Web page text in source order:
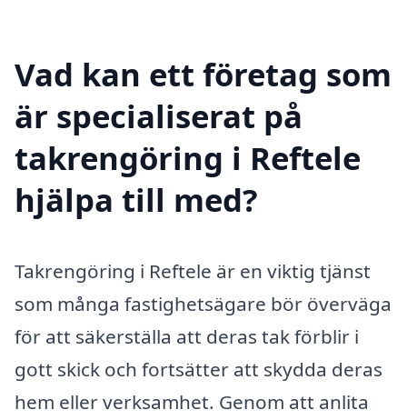
Vad kan ett företag som
är specialiserat på
takrengöring i Reftele
hjälpa till med?
Takrengöring i Reftele är en viktig tjänst
som många fastighetsägare bör överväga
för att säkerställa att deras tak förblir i
gott skick och fortsätter att skydda deras
hem eller verksamhet. Genom att anlita